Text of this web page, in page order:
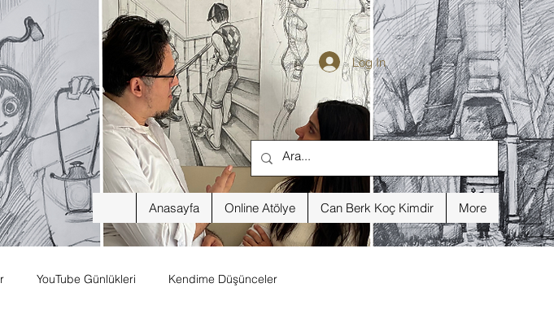
Anasayfa Online Atölye Can Berk Koç Kimdir More
Log In
YouTube Günlükleri Kendime Düşünceler